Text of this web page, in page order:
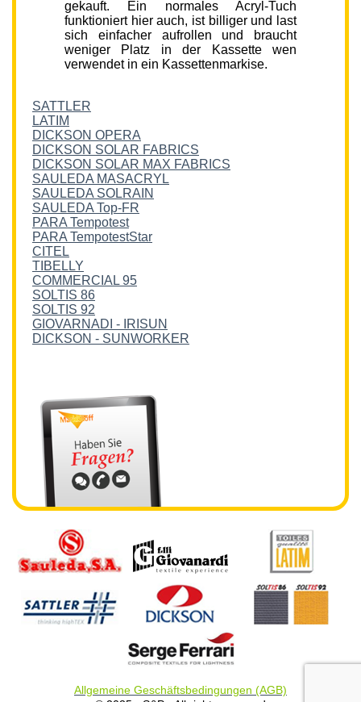
gekauft. Ein normales Acryl-Tuch
funktioniert hier auch, ist billiger und last
sich einfacher aufrollen und braucht
weniger Platz in der Kassette wen
verwendet in ein Kassettenmarkise.
SATTLER
LATIM
DICKSON OPERA
DICKSON SOLAR FABRICS
DICKSON SOLAR MAX FABRICS
SAULEDA MASACRYL
SAULEDA SOLRAIN
SAULEDA Top-FR
PARA Tempotest
PARA TempotestStar
CITEL
TIBELLY
COMMERCIAL 95
SOLTIS 86
SOLTIS 92
GIOVARNADI - IRISUN
DICKSON - SUNWORKER
Allgemeine Geschäftsbedingungen (AGB)